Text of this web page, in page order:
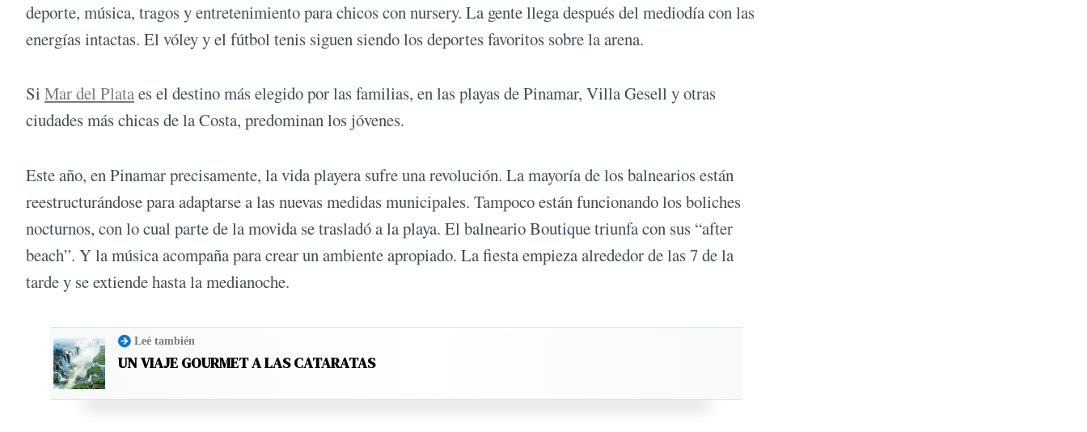
deporte, música, tragos y entretenimiento para chicos con nursery. La gente llega después del mediodía con las
energías intactas. El vóley y el fútbol tenis siguen siendo los deportes favoritos sobre la arena.
Si Mar del Plataes el destino más elegido por las familias, en las playas de Pinamar, Villa Gesell y otras
ciudades más chicas de la Costa, predominan los jóvenes.
Este año, en Pinamar precisamente, la vida playera sufre una revolución. La mayoría de los balnearios están
reestructurándose para adaptarse a las nuevas medidas municipales. Tampoco están funcionando los boliches
nocturnos, con lo cual parte de la movida se trasladó a la playa. El balneario Boutique triunfa con sus “after
beach”. Y la música acompaña para crear un ambiente apropiado. La fiesta empieza alrededor de las 7 de la
tarde y se extiende hasta la medianoche.
Leé también
UN VIAJE GOURMET A LAS CATARATAS